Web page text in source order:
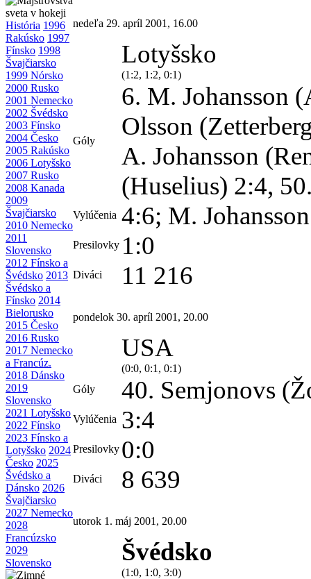
História 1996
Rakúsko 1997
Fínsko 1998
Švajčiarsko
1999 Nórsko
2000 Rusko
2001 Nemecko
2002 Švédsko
2003 Fínsko
2004 Česko
2005 Rakúsko
2006 Lotyšsko
2007 Rusko
2008 Kanada
2009
Švajčiarsko
2010 Nemecko
2011
Slovensko
2012 Fínsko a
Švédsko 2013
Švédsko a
Fínsko 2014
Bielorusko
2015 Česko
2016 Rusko
2017 Nemecko
a Francúz.
2018 Dánsko
2019
Slovensko
2021 Lotyšsko
2022 Fínsko
2023 Fínsko a
Lotyšsko 2024
Česko 2025
Švédsko a
Dánsko 2026
Švajčiarsko
2027 Nemecko
2028
Francúzsko
2029
Slovensko
nedeľa 29. apríl 2001, 16.00
Lotyšsko
(1:2, 1:2, 0:1)
Góly
6. M. Johansson
Olsson
A. Johansson
(Huselius) 2:4,
Vylúčenia 4:6; M.
Presilovky 1:0
Diváci 11 216
pondelok 30. apríl 2001, 20.00
USA
(0:0, 0:1, 0:1)
Góly
40. Semjonovs
Vylúčenia 3:4
Presilovky 0:0
Diváci 8 639
utorok 1. máj 2001, 20.00
Švédsko
(1:0, 1:0, 3:0)